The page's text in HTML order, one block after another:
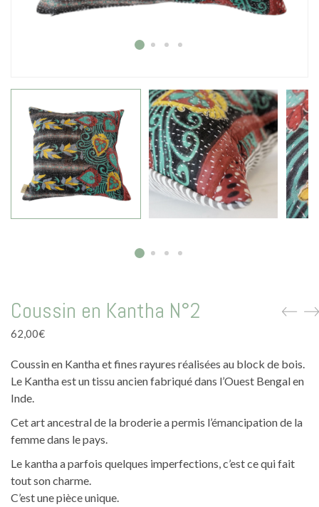
Carnet
La vie en rose
Carte cadeau
Coussin en Kantha N°2
62,00€
Coussin en Kantha et fines rayures réalisées au block de bois.
Le Kantha est un tissu ancien fabriqué dans l’Ouest Bengal en
Inde.
Cet art ancestral de la broderie a permis l’émancipation de la
femme dans le pays.
Le kantha a parfois quelques imperfections, c’est ce qui fait
tout son charme.
C’est une pièce unique.